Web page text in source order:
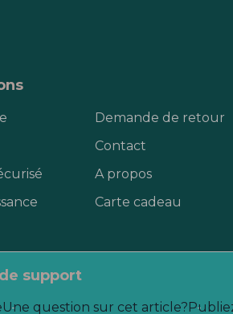
Demande de retour
Contact
A propos
Carte cadeau
support
Une question sur cet article?